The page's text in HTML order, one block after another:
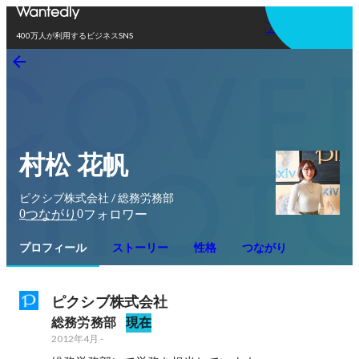
400万人が利用するビジネスSNS
アプリを使う
村松 花帆
ピクシブ株式会社 / 総務労務部
0つながり 0フォロワー
プロフィール ストーリー 性格 つながり
ピクシブ株式会社
総務労務部 現在
2012年4月 -